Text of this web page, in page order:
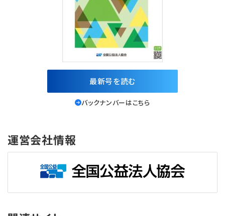
最新号を読む
バックナンバーはこちら
運営会社情報